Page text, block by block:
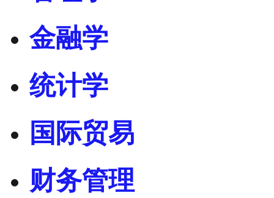
金融学
统计学
国际贸易
财务管理